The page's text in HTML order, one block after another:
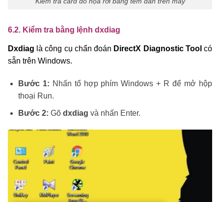
6.2. Kiểm tra bằng lệnh dxdiag
Dxdiag là công cụ chẩn đoán DirectX Diagnostic Tool có
sẵn trên Windows.
Bước 1: Nhấn tổ hợp phím Windows + R để mở hộp
thoại Run.
Bước 2: Gõ dxdiag và nhấn Enter.